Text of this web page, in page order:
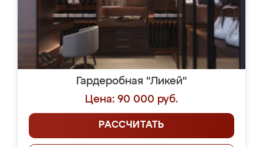
Гардеробная "Ликей"
Цена: 90 000 руб.
РАССЧИТАТЬ